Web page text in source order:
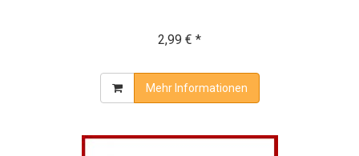
2,99 € *
Mehr Informationen